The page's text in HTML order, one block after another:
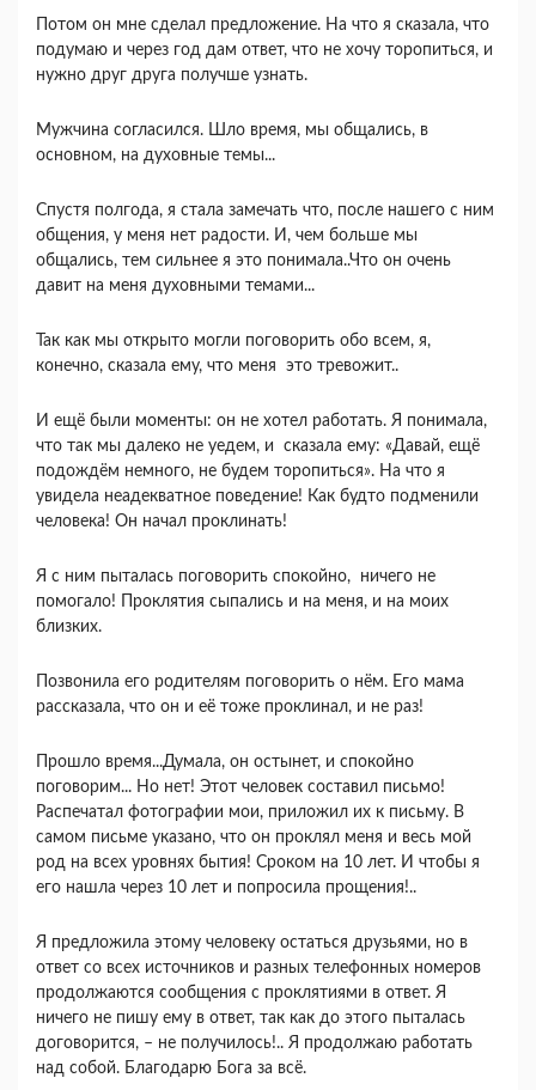
Потом он мне сделал предложение. На что я сказала, что
подумаю и через год дам ответ, что не хочу торопиться, и
нужно друг друга получше узнать.
Мужчина согласился. Шло время, мы общались, в
основном, на духовные темы...
Спустя полгода, я стала замечать что, после нашего с ним
общения, у меня нет радости. И, чем больше мы
общались, тем сильнее я это понимала..Что он очень
давит на меня духовными темами...
Так как мы открыто могли поговорить обо всем, я,
конечно, сказала ему, что меня это тревожит..
И ещё были моменты: он не хотел работать. Я понимала,
что так мы далеко не уедем, и сказала ему: «Давай, ещё
подождём немного, не будем торопиться». На что я
увидела неадекватное поведение! Как будто подменили
человека! Он начал проклинать!
Я с ним пыталась поговорить спокойно, ничего не
помогало! Проклятия сыпались и на меня, и на моих
близких.
Позвонила его родителям поговорить о нём. Его мама
рассказала, что он и её тоже проклинал, и не раз!
Прошло время...Думала, он остынет, и спокойно
поговорим... Но нет! Этот человек составил письмо!
Распечатал фотографии мои, приложил их к письму. В
самом письме указано, что он проклял меня и весь мой
род на всех уровнях бытия! Сроком на 10 лет. И чтобы я
его нашла через 10 лет и попросила прощения!..
Я предложила этому человеку остаться друзьями, но в
ответ со всех источников и разных телефонных номеров
продолжаются сообщения с проклятиями в ответ. Я
ничего не пишу ему в ответ, так как до этого пыталась
договорится, – не получилось!.. Я продолжаю работать
над собой. Благодарю Бога за всё.